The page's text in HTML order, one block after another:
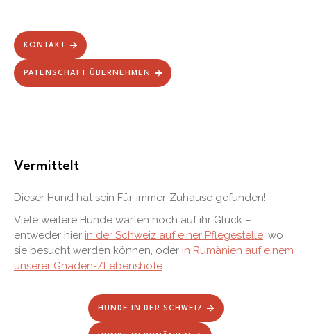
KONTAKT
PATENSCHAFT ÜBERNEHMEN
Vermittelt
Dieser Hund hat sein Für-immer-Zuhause gefunden!
Viele weitere Hunde warten noch auf ihr Glück –
entweder hier in der Schweiz auf einer Pflegestelle, wo
sie besucht werden können, oder in Rumänien auf einem
unserer Gnaden-/Lebenshöfe.
HUNDE IN DER SCHWEIZ